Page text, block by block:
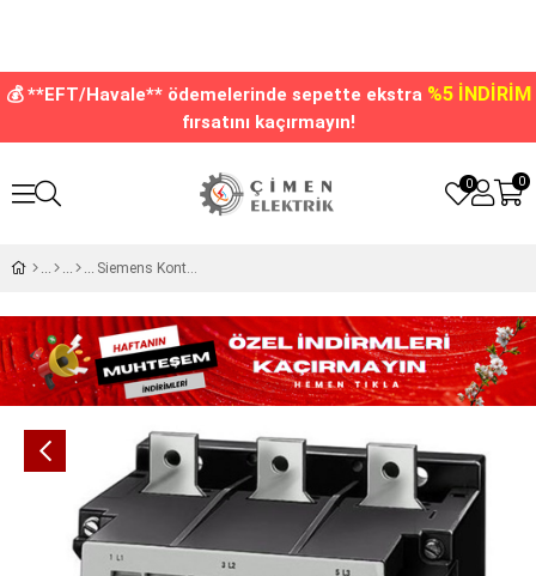
💰 **EFT/Havale** ödemelerinde sepette ekstra %5 İNDİRİM
fırsatını kaçırmayın!
0
0
Siemens Kontaktör 230v 820A 4NO 4NC 3TF6944-0CM7